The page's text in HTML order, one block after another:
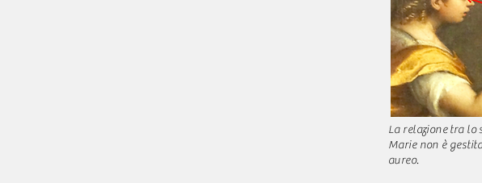
La relazione tra lo
Marie non è
aureo.